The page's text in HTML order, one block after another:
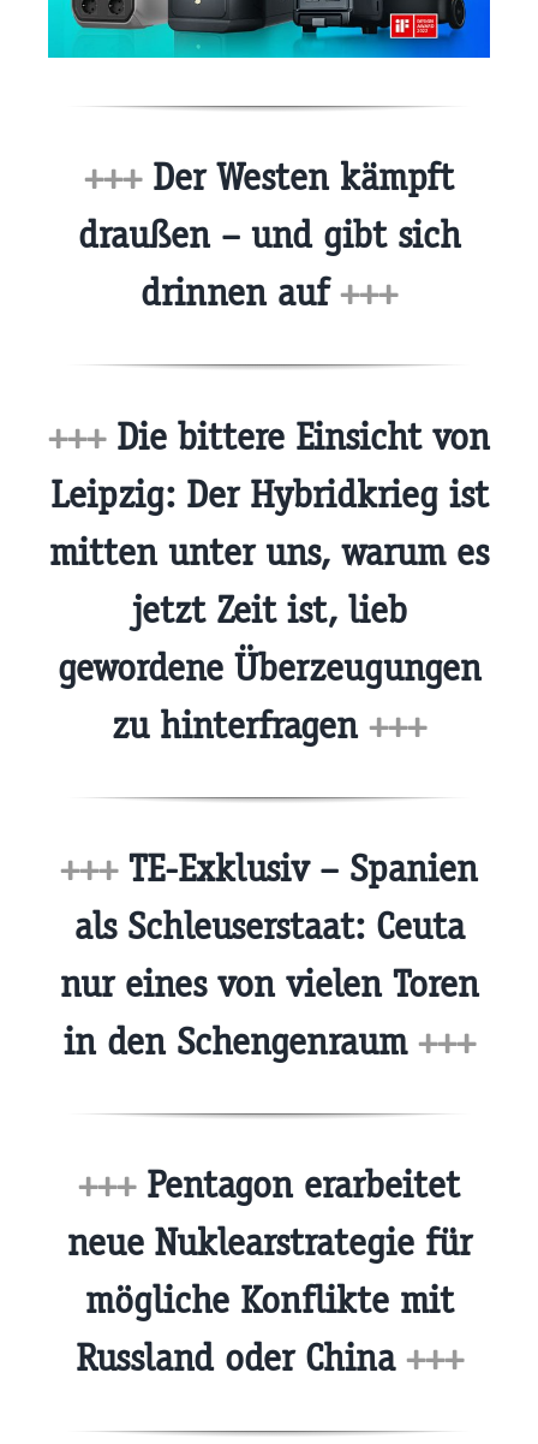
+++Der Westen kämpft
draußen – und gibt sich
drinnen auf+++
+++ Die bittere Einsicht von
Leipzig: Der Hybridkrieg ist
mitten unter uns, warum es
jetzt Zeit ist, lieb
gewordene Überzeugungen
zu hinterfragen +++
+++TE-Exklusiv – Spanien
als Schleuserstaat: Ceuta
nur eines von vielen Toren
in den Schengenraum +++
+++Pentagon erarbeitet
neue Nuklearstrategie für
mögliche Konflikte mit
Russland oder China +++